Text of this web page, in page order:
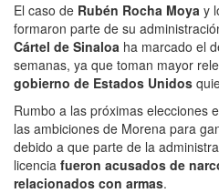
El caso de Rubén Rocha Moya y
formaron parte de su
Cártel de Sinaloa ha marcado el
semanas, ya que toman mayor
gobierno de Estados Unidos
Rumbo a las próximas elecciones
las ambiciones de Morena para
debido a que parte de la
licencia fueron acusados de
relacionados con armas.